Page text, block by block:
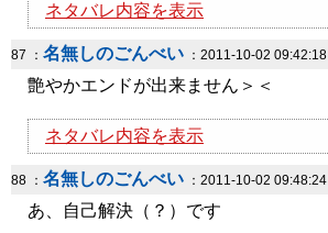
ネタバレ内容を表示
87 ： 名無しのごんべい ：2011-10-02 09:42:18
艶やかエンドが出来ません＞＜
ネタバレ内容を表示
88 ： 名無しのごんべい ：2011-10-02 09:48:24
あ、自己解決（？）です